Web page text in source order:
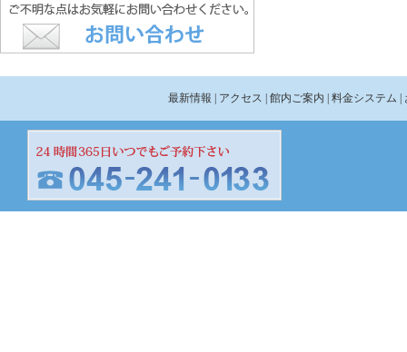
最新情報 | アクセス | 館内ご案内 | 料金システム